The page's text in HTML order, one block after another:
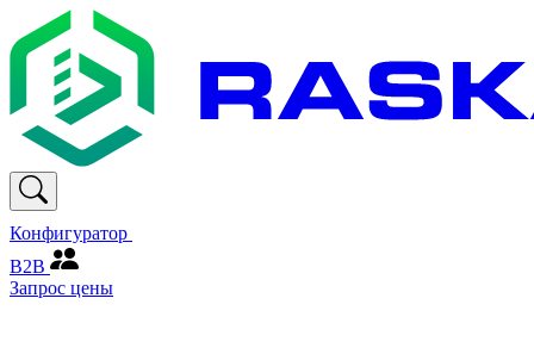
Конфигуратор
В2В
Запрос цены